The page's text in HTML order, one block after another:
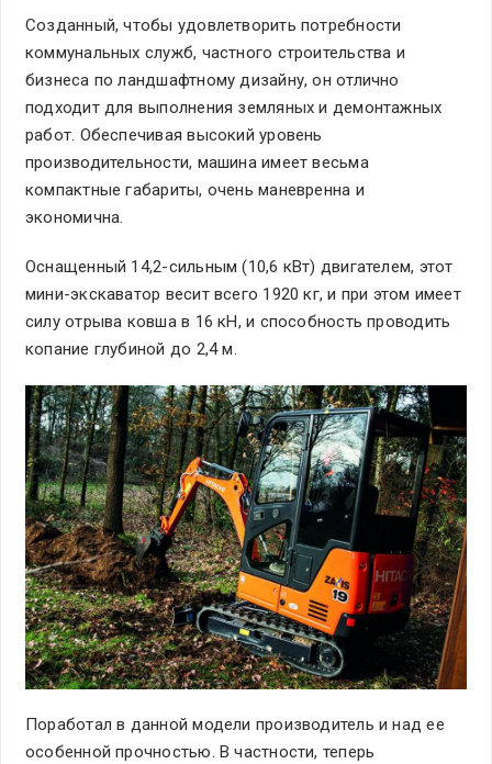
Созданный, чтобы удовлетворить потребности
коммунальных служб, частного строительства и
бизнеса по ландшафтному дизайну, он отлично
подходит для выполнения земляных и демонтажных
работ. Обеспечивая высокий уровень
производительности, машина имеет весьма
компактные габариты, очень маневренна и
экономична.
Оснащенный 14,2-сильным (10,6 кВт) двигателем, этот
мини-экскаватор весит всего 1920 кг, и при этом имеет
силу отрыва ковша в 16 кН, и способность проводить
копание глубиной до 2,4 м.
Поработал в данной модели производитель и над ее
особенной прочностью. В частности, теперь